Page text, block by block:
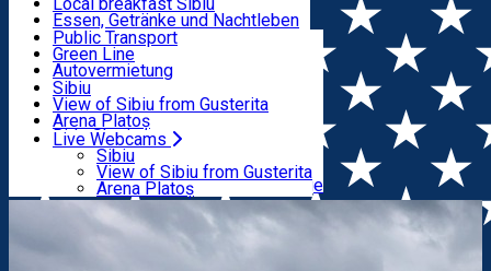
Transport & Parken
Live Webcams
Local publication
Schönheitssalon
Eislaufen
Yoga
Camping
Zimmer zu vermieten
Wohnungen
Unterkunft außerhalb von Sibiu
Essen, Getränke und Nachtleben
Pizza
Fast Food
Kaffeestube
Konditorei
Pub, Bar
Nachtclubs
Bäckerei
Public Transport
Green Line
Autovermietung
Fahrad verleih
Scooter rentals
Taxi
Ride Sharing
Park-Tickets
Parkplätze
Ladestationen für Elektrofahrzeuge
Sibiu
View of Sibiu from Gusterita
Arena Platoș
Live Webcams
Sibiu
View of Sibiu from Gusterita
Arena Platoș
Home Activities in Sibiu County
Asociația Inițiativa
pentru Dezvoltare